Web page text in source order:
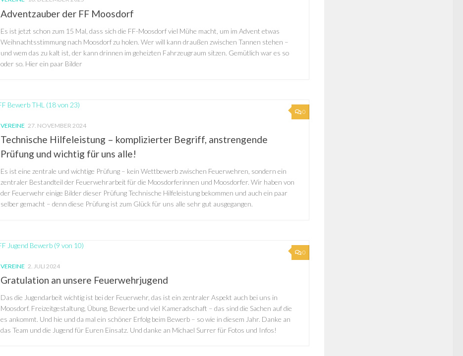
Adventzauber der FF Moosdorf
Es ist jetzt schon zum 15 Mal, dass sich die FF-Moosdorf viel Mühe macht, um im Advent etwas
Weihnachtsstimmung nach Moosdorf zu holen. Wer will kann draußen zwischen Tannen stehen –
und wem das zu kalt ist, der kann drinnen im geheizten Fahrzeugraum sitzen. Gemütlich war es so
oder so. Hier ein paar Bilder
0
VEREINE 27. NOVEMBER 2024
Technische Hilfeleistung – komplizierter Begriff, anstrengende
Prüfung und wichtig für uns alle!
Es ist eine zentrale und wichtige Prüfung – kein Wettbewerb zwischen Feuerwehren, sondern ein
zentraler Bestandteil der Feuerwehrarbeit für die Moosdorferinnen und Moosdorfer. Wir haben von
der Feuerwehr einige Bilder dieser Prüfung Technische Hilfeleistung bekommen und auch ein paar
selber gemacht – denn diese Prüfung ist zum Glück für uns alle sehr gut ausgegangen.
0
VEREINE 2. JULI 2024
Gratulation an unsere Feuerwehrjugend
Das die Jugendarbeit wichtig ist bei der Feuerwehr, das ist ein zentraler Aspekt auch bei uns in
Moosdorf. Freizeitgestaltung, Übung, Bewerbe und viel Kameradschaft – das sind die Sachen auf die
es ankommt. Und hie und da mal ein schöner Erfolg beim Bewerb – so wie in diesem Jahr. Danke an
das Team und die Jugend für Euren Einsatz. Und danke an Michael Surrer für Fotos und Infos!